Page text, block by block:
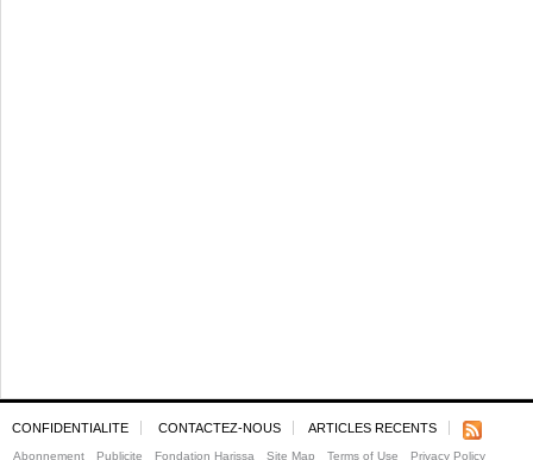
CONFIDENTIALITE CONTACTEZ-NOUS ARTICLES RECENTS
Abonnement Publicite Fondation Harissa Site Map Terms of Use Privacy Policy